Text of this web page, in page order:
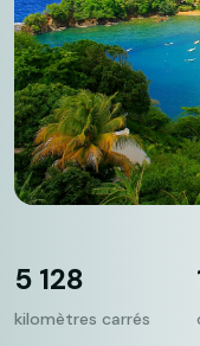
5 128
kilomètres carrés